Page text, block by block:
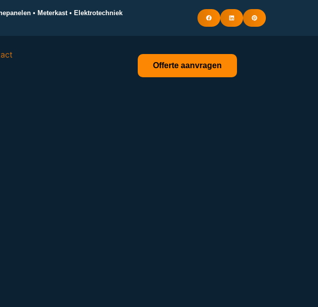
• Meterkast • Elektrotechniek
Offerte aanvragen